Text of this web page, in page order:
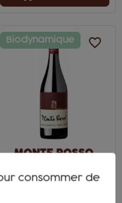
favorite_border
Biodynamique
MONTE ROSSO,
NERO
consommer de